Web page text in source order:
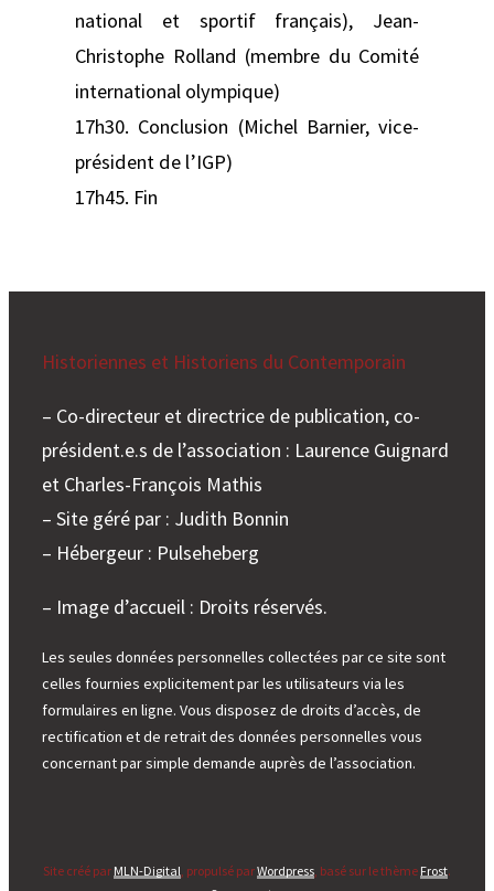
national et sportif français), Jean-
Christophe Rolland (membre du Comité
international olympique)
17h30. Conclusion (Michel Barnier, vice-
président de l’IGP)
17h45. Fin
Historiennes et Historiens du Contemporain
– Co-directeur et directrice de publication, co-
président.e.s de l’association : Laurence Guignard
et Charles-François Mathis
– Site géré par : Judith Bonnin
– Hébergeur : Pulseheberg
– Image d’accueil : Droits réservés.
Les seules données personnelles collectées par ce site sont
celles fournies explicitement par les utilisateurs via les
formulaires en ligne. Vous disposez de droits d’accès, de
rectification et de retrait des données personnelles vous
concernant par simple demande auprès de l’association.
Site créé par MLN-Digital , propulsé parWordpress , basé sur le thème Frost.